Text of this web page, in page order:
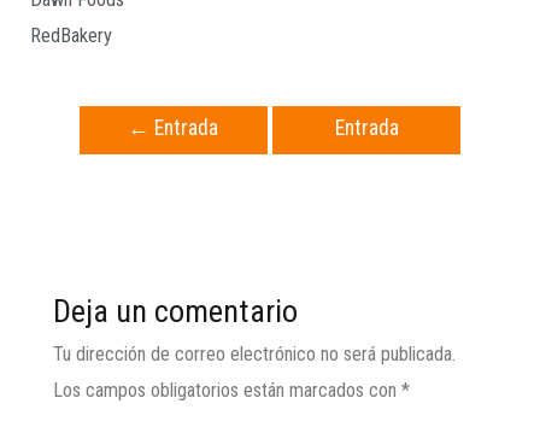
RedBakery
← Entrada
Entrada
Deja un comentario
Tu dirección de correo electrónico no será publicada.
Los campos obligatorios están marcados con *